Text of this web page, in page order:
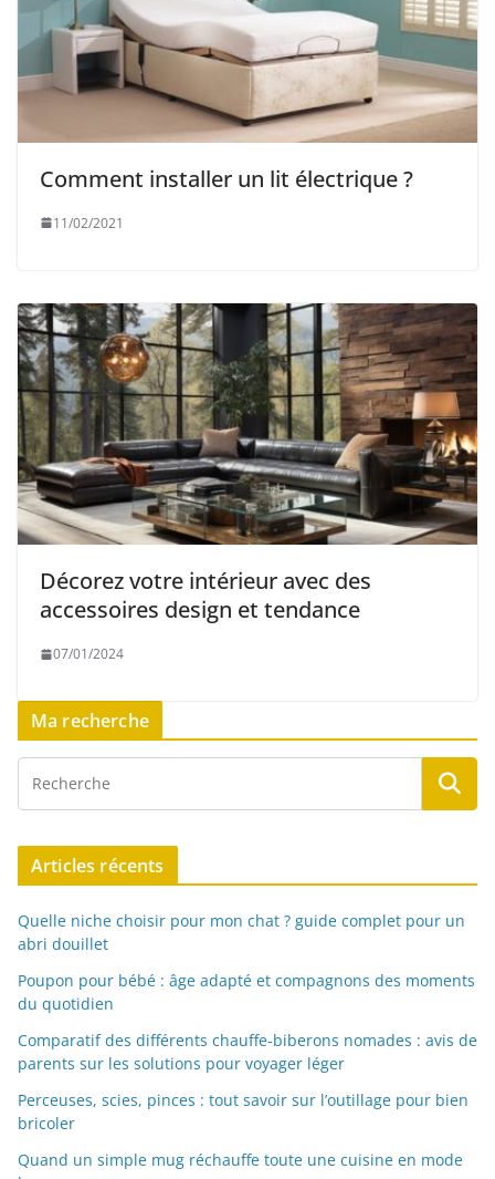
Comment installer un lit électrique ?
11/02/2021
Décorez votre intérieur avec des
accessoires design et tendance
07/01/2024
Ma recherche
Articles récents
Quelle niche choisir pour mon chat ? guide complet pour un
abri douillet
Poupon pour bébé : âge adapté et compagnons des moments
du quotidien
Comparatif des différents chauffe-biberons nomades : avis de
parents sur les solutions pour voyager léger
Perceuses, scies, pinces : tout savoir sur l’outillage pour bien
bricoler
Quand un simple mug réchauffe toute une cuisine en mode